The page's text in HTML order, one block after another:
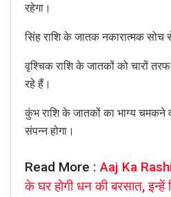
रहेगा।
सिंह राशि के जातक नकारात्मक
वृश्चिक राशि के जातकों को चारों
रहे हैं।
कुंभ राशि के जातकों का भाग्य चमकने
संपन्न होगा।
Read More :Aaj Ka
के घर होगी धन की बरसात, इन्हें